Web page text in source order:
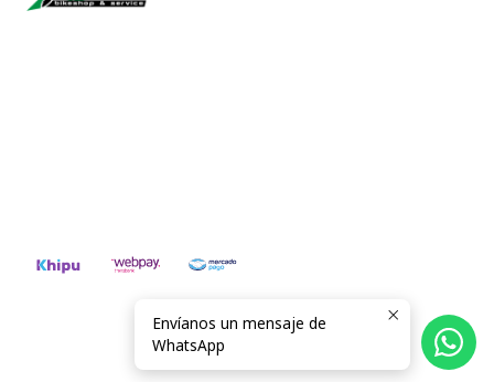
Todos los derechos reservados.
Desarrollado por Jumpseller.
Envíanos un mensaje de
WhatsApp